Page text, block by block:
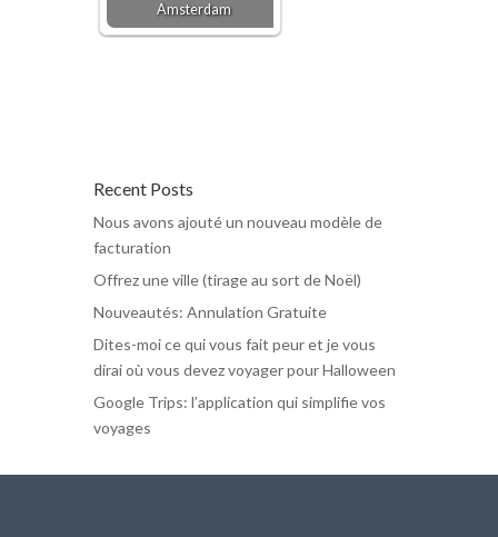
Amsterdam
Recent Posts
Nous avons ajouté un nouveau modèle de
facturation
Offrez une ville (tirage au sort de Noël)
Nouveautés: Annulation Gratuite
Dites-moi ce qui vous fait peur et je vous
dirai où vous devez voyager pour Halloween
Google Trips: l’application qui simplifie vos
voyages